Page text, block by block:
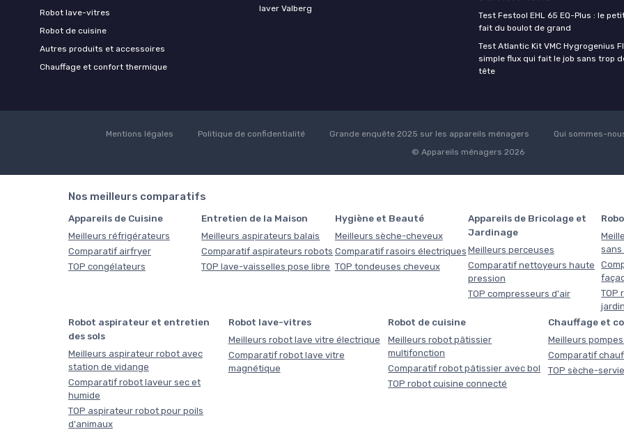
Robot lave-vitres
Robot de cuisine
Autres produits et accessoires
Chauffage et confort thermique
laver Valberg
Test Festool EHL 65 EQ-Plus : le
fait du boulot de grand
Test Atlantic Kit VMC Hygrogenius
simple flux qui fait le job sans trop
tête
Mentions légales Politique de confidentialité Grande enquête 2025 sur les appareils ménagers Qui sommes-
© Appareils ménagers 2026
Nos meilleurs comparatifs
Appareils de Cuisine
Meilleurs réfrigérateurs
Comparatif airfryer
TOP congélateurs
Entretien de la Maison
Meilleurs aspirateurs balais
Comparatif aspirateurs robots
TOP lave-vaisselles pose libre
Hygiène et Beauté
Meilleurs sèche-cheveux
Comparatif rasoirs électriques
TOP tondeuses cheveux
Appareils de Bricolage et
Jardinage
Meilleurs perceuses
Comparatif nettoyeurs haute
pression
TOP compresseurs d'air
sans
TOP
jardin
Robot aspirateur et entretien
des sols
Meilleurs aspirateur robot avec
station de vidange
Comparatif robot laveur sec et
humide
TOP aspirateur robot pour poils
d'animaux
Robot lave-vitres
Meilleurs robot lave vitre électrique
Comparatif robot lave vitre
magnétique
Robot de cuisine
Meilleurs robot pâtissier
multifonction
Comparatif robot pâtissier avec bol
TOP robot cuisine connecté
Chauffage et
Meilleurs
Comparatif
TOP sèche-